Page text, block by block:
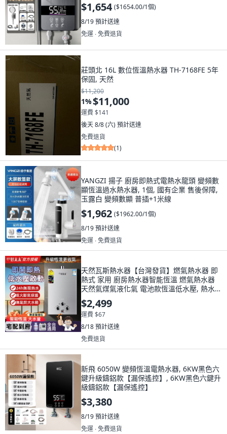
$1,654 ($1654.00/1個)
8/19預計送達
免運 ∙ 免費退貨
莊頭北 16L 數位恆溫熱水器 TH-7168FE 5年
保固, 天然
$11,200
1%$11,000
運費 $141
後天 8/8 (六) 預計送達
免費退貨
(1)
YANGZI 揚子 廚房即熱式電熱水龍頭 變頻數
顯恆溫過水熱水器, 1個, 國有企業 售後保障,
玉露白 變頻數顯 普插+1米線
$1,962 ($1962.00/1個)
8/19預計送達
免運 ∙ 免費退貨
天然瓦斯熱水器【台灣發貨】燃氣熱水器 即
熱式 家用 廚房熱水器智能恆溫 燃氣熱水器
天然氣煤氣液化氣 電池款恆溫低水壓, 熱水器
液化氣10升
$2,499
運費 $67
8/18預計送達
免費退貨
新飛 6050W 變頻恆溫電熱水器, 6KW黑色六
鍵升級鑄鋁款【漏保遙控】, 6KW黑色六鍵升
級鑄鋁款【漏保遙控】
$3,380
8/19預計送達
免運 ∙ 免費退貨